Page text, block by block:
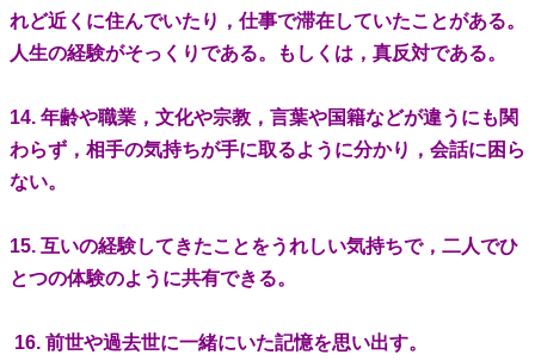
れど近くに住んでいたり，仕事で滞在していたことがある。
人生の経験がそっくりである。もしくは，真反対である。
14. 年齢や職業，文化や宗教，言葉や国籍などが違うにも関
わらず，相手の気持ちが手に取るように分かり，会話に困ら
ない。
15. 互いの経験してきたことをうれしい気持ちで，二人でひ
とつの体験のように共有できる。
16. 前世や過去世に一緒にいた記憶を思い出す。